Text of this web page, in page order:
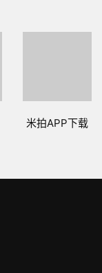
米拍APP下载